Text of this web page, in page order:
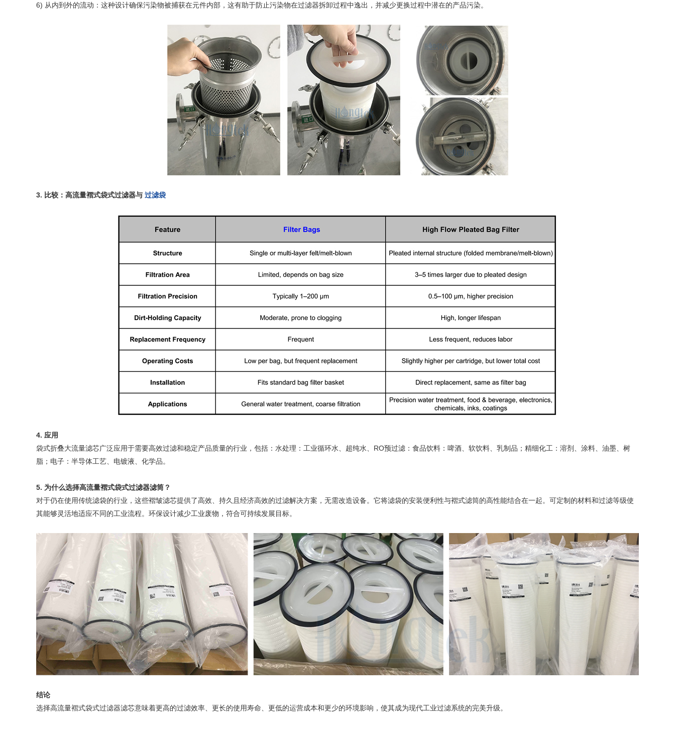
6) 从内到外的流动：这种设计确保污染物被捕获在元件内部，这有助于防止污染物在过滤器拆卸过程中逸出，并减少更换过程中潜在的产品污染。
3. 比较：高流量褶式袋式过滤器与 过滤袋
4. 应用
袋式折叠大流量滤芯广泛应用于需要高效过滤和稳定产品质量的行业，包括：水处理：工业循环水、超纯水、RO预过滤：食品饮料：啤酒、软饮料、乳制品；精细化工：溶剂、涂料、油墨、树
脂；电子：半导体工艺、电镀液、化学品。
5. 为什么选择高流量褶式袋式过滤器滤筒？
对于仍在使用传统滤袋的行业，这些褶皱滤芯提供了高效、持久且经济高效的过滤解决方案，无需改造设备。它将滤袋的安装便利性与褶式滤筒的高性能结合在一起。可定制的材料和过滤等级使
其能够灵活地适应不同的工业流程。环保设计减少工业废物，符合可持续发展目标。
结论
选择高流量褶式袋式过滤器滤芯意味着更高的过滤效率、更长的使用寿命、更低的运营成本和更少的环境影响，使其成为现代工业过滤系统的完美升级。